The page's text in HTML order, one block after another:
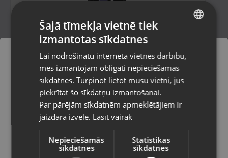
Apple Watch SE 2ng Gen 40mm
Rīga, Paula Lejiņa iela 2
Stāvoklis Lietots (Garantija 6 mēneši)
110.00€
/mēn.
Pasūtījumi tiks piegādāti uz
izvēlēto valsti
Vietnes saturs būs attēlots izvēlētajā
valodā
Valsts
RUSSIAN
Šajā tīmekļa vietnē tiek
izmantotas sīkdatnes
Lai nodrošinātu interneta vietnes darbību,
mēs izmantojam obligāti nepieciešamās
sīkdatnes. Turpinot lietot mūsu vietni, jūs
piekrītat šo sīkdatņu izmantošanai.
Par pārējām sīkdatnēm apmeklētājiem ir
jāizdara izvēle. Lasīt vairāk
Nepieciešamās
sīkdatnes
Statistikas
sīkdatnes